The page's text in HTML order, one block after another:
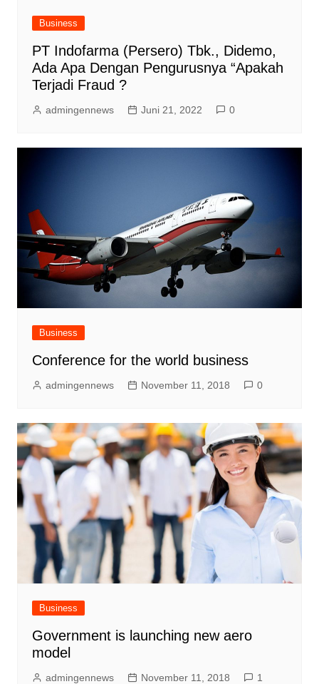
Business
PT Indofarma (Persero) Tbk., Didemo,
Ada Apa Dengan Pengurusnya “Apakah
Terjadi Fraud ?
admingennews Juni 21, 2022 0
Business
Conference for the world business
admingennews November 11, 2018 0
Business
Government is launching new aero
model
admingennews November 11, 2018 1